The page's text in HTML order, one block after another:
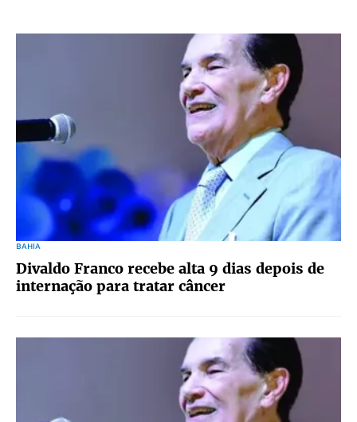
BAHIA
Divaldo Franco recebe alta 9 dias depois de
internação para tratar câncer